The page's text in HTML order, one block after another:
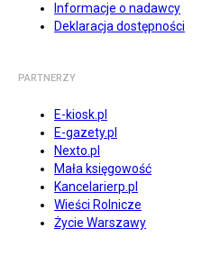
Informacje o nadawcy
Deklaracja dostępności
PARTNERZY
E-kiosk.pl
E-gazety.pl
Nexto.pl
Mała księgowość
Kancelarierp.pl
Wieści Rolnicze
Życie Warszawy